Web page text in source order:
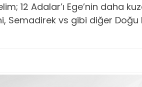
12 Adalar’ı Ege’nin daha
Semadirek vs gibi diğer Doğu